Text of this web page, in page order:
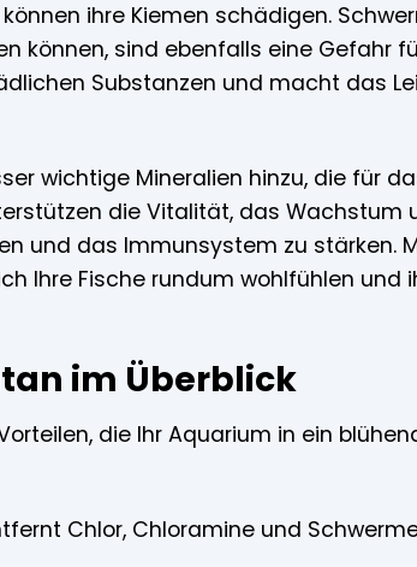
ihre Kiemen schädigen.
können, sind ebenfalls eine Gefahr
Substanzen und macht das
wichtige Mineralien hinzu, die für
die Vitalität, das Wachstum
und das Immunsystem zu stärken.
Ihre Fische rundum wohlfühlen und
im Überblick
die Ihr Aquarium in ein
Chlor, Chloramine und